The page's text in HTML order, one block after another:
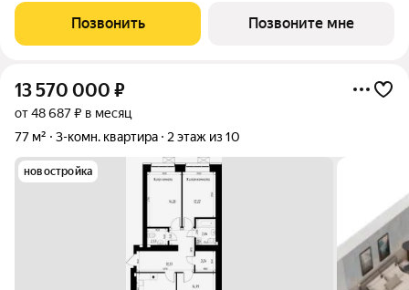
части города, в 15 минутах от станции метро
"Авиастроительная", с разнообразием
Позвонить Позвоните мне
13 570 000 ₽
от 48 687 ₽ в месяц
77 м²
3-комн. квартира 2 этаж из 10
новостройка